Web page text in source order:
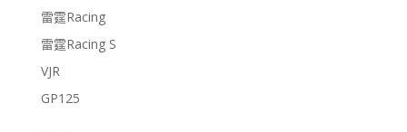
雷霆Racing
雷霆Racing S
VJR
GP125